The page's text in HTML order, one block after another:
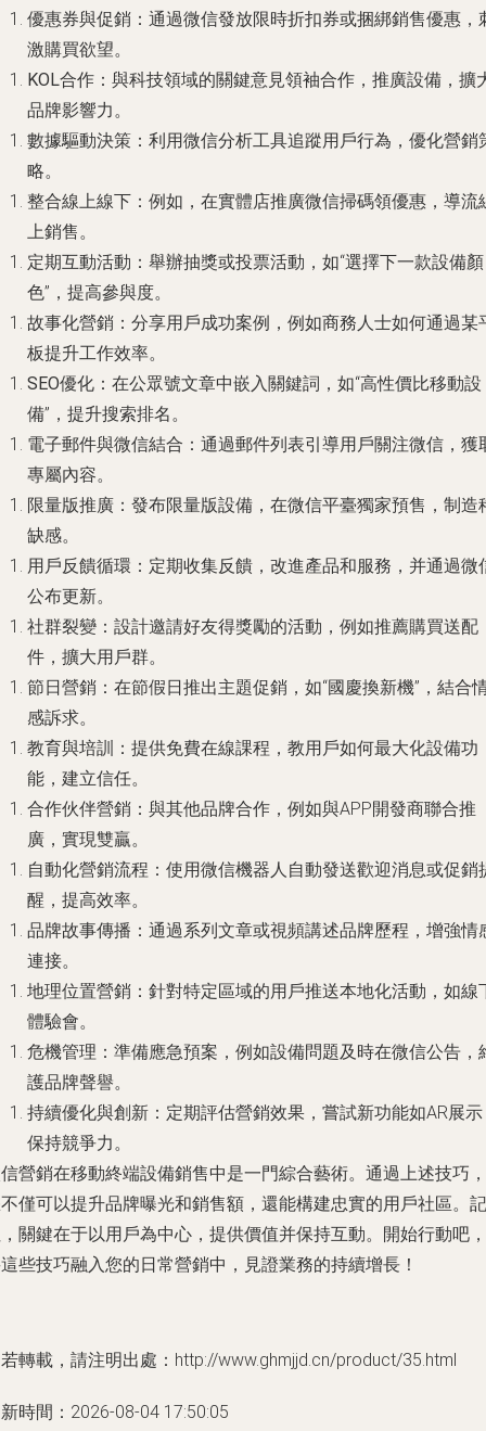
優惠券與促銷 ：通過微信發放限時折扣券或捆綁銷售優惠，
激購買欲望。
KOL合作 ：與科技領域的關鍵意見領袖合作，推廣設備，擴
品牌影響力。
數據驅動決策 ：利用微信分析工具追蹤用戶行為，優化營銷
略。
整合線上線下 ：例如，在實體店推廣微信掃碼領優惠，導流
上銷售。
定期互動活動 ：舉辦抽獎或投票活動，如“選擇下一款設備顏
色”，提高參與度。
故事化營銷 ：分享用戶成功案例，例如商務人士如何通過某
板提升工作效率。
SEO優化 ：在公眾號文章中嵌入關鍵詞，如“高性價比移動設
備”，提升搜索排名。
電子郵件與微信結合 ：通過郵件列表引導用戶關注微信，獲
專屬內容。
限量版推廣 ：發布限量版設備，在微信平臺獨家預售，制造
缺感。
用戶反饋循環 ：定期收集反饋，改進產品和服務，并通過微
公布更新。
社群裂變 ：設計邀請好友得獎勵的活動，例如推薦購買送配
件，擴大用戶群。
節日營銷 ：在節假日推出主題促銷，如“國慶換新機”，結合
感訴求。
教育與培訓 ：提供免費在線課程，教用戶如何最大化設備功
能，建立信任。
合作伙伴營銷 ：與其他品牌合作，例如與APP開發商聯合推
廣，實現雙贏。
自動化營銷流程 ：使用微信機器人自動發送歡迎消息或促銷
醒，提高效率。
品牌故事傳播 ：通過系列文章或視頻講述品牌歷程，增強情
連接。
地理位置營銷 ：針對特定區域的用戶推送本地化活動，如線
體驗會。
危機管理 ：準備應急預案，例如設備問題及時在微信公告，
護品牌聲譽。
持續優化與創新 ：定期評估營銷效果，嘗試新功能如AR展
保持競爭力。
營銷在移動終端設備銷售中是一門綜合藝術。通過上述技巧，
僅可以提升品牌曝光和銷售額，還能構建忠實的用戶社區。記
關鍵在于以用戶為中心，提供價值并保持互動。開始行動吧，
些技巧融入您的日常營銷中，見證業務的持續增長！
轉載，請注明出處：http://www.ghmjjd.cn/product/35.html
時間：2026-08-04 17:50:05